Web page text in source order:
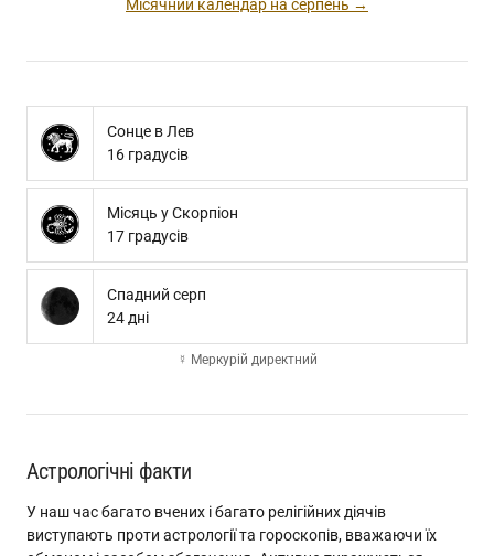
Місячний календар на серпень →
Сонце в Лев
16 градусів
Місяць у Скорпіон
17 градусів
Спадний серп
24 дні
☿ Меркурій директний
Астрологічні факти
У наш час багато вчених і багато релігійних діячів
виступають проти астрології та гороскопів, вважаючи їх